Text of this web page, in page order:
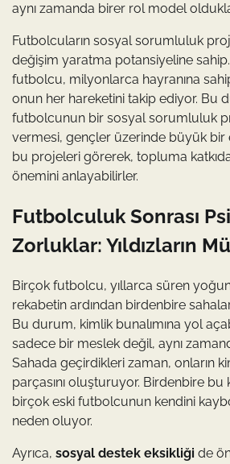
aynı zamanda birer rol model
Futbolcuların sosyal sorumluluk
değişim yaratma potansiyeline
futbolcu, milyonlarca hayranına
onun her hareketini takip ediyor. Bu
futbolcunun bir sosyal sorumluluk
vermesi, gençler üzerinde büyük bir
bu projeleri görerek, topluma
önemini anlayabilirler.
Futbolculuk Sonrası
Zorluklar: Yıldızların
Birçok futbolcu, yıllarca süren
rekabetin ardından birdenbire
Bu durum, kimlik bunalımına yol
sadece bir meslek değil, aynı
Sahada geçirdikleri zaman, onların
parçasını oluşturuyor. Birdenbire
birçok eski futbolcunun kendini
neden oluyor.
Ayrıca, sosyal destek eksikliği de